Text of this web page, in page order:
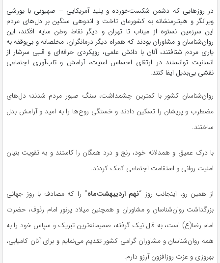
در روزهایی که دشمن شکست‌خورده و پلید آمریکایی – صهیونی با یورشی
ویرانگر و هیتلرمنشانه به کشورمان تاخت و اندوهی سنگین بر دل‌های مردم
این سرزمین نستوه از میناب تا تهران و دیگر نقاط وطن سایه افکند، این
روان‌شناسان و مشاوران بودند که همراه دیگر درمانگران، مخلصانه و بی‌وقفه به
یاری مردم شتافتند، آنان با دانش علمی، رویکردی حرفه‌ای و قلبی سرشار از
انسانیت توانستند در ارتقای احساس امنیت، آرامش و تاب‌آوری اجتماعی
نقشی بی‌بدیل ایفا کنند.
روان‌شناسان کشور با کمترین چشمداشت، سنگ صبور مردم شدند؛ دل‌های
مضطرب و پریشان را تسکین دادند و خستگی روح‌ها را به امید و آرامش بدل
ساختند.
با درک عمیق و همدلانه خود، رنج و درد همگان را کاستند و به تقویت بنیان
امنیت روانی و استقامت اجتماعی کمک کردند.
از همین رو، اینجانب روز “نهم اردیبهشت‌ماه” را که مصادف با روز جهانی
بزرگداشت روان‌شناسان و مشاوران و همچنین میلاد پرنور امام رئوف، حضرت
امام رضا(ع) است، به فال نیک گرفته، صمیمانه‌ترین تبریک و سپاس خود را به
همه روان‌شناسان و مشاوران گرامی کشور تقدیم می‌نمایم و برای آنان کامیابی،
بهروزی و عزت روزافزون آرزو دارم.